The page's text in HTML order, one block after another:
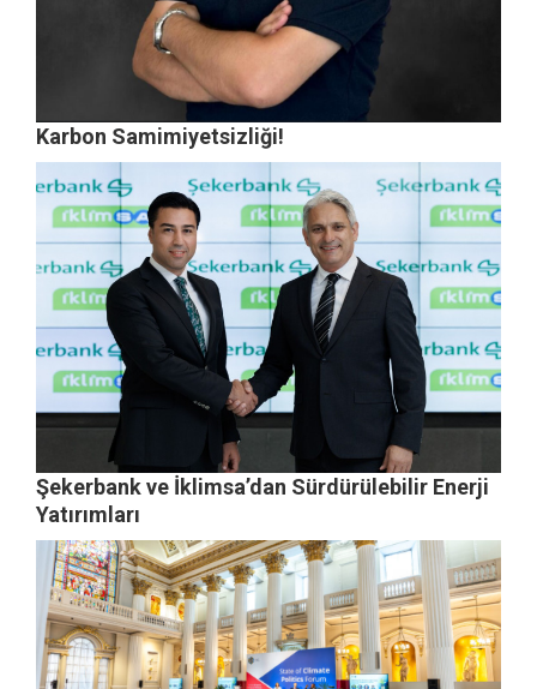
Karbon Samimiyetsizliği!
Şekerbank ve İklimsa’dan Sürdürülebilir Enerji
Yatırımları